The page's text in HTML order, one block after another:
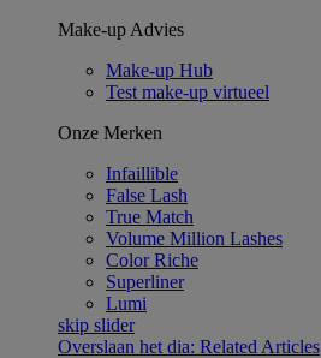
Make-up Advies
Make-up Hub
Test make-up virtueel
Onze Merken
Infaillible
False Lash
True Match
Volume Million Lashes
Color Riche
Superliner
Lumi
skip slider
Overslaan het dia: Related Articles